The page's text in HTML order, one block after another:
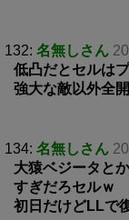
132: 名無しさん
低凸だとセルは
強大な敵以外全
134: 名無しさん
大猿ベジータと
すぎだろセルｗ
初日だけどLLで